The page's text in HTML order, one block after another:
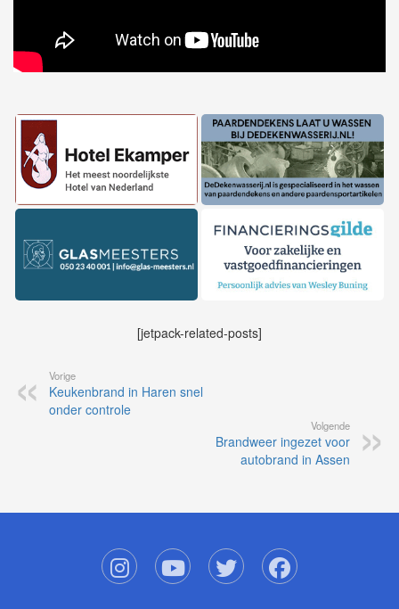
[jetpack-related-posts]
Vorige
Keukenbrand in Haren snel
onder controle
Volgende
Brandweer ingezet voor
autobrand in Assen